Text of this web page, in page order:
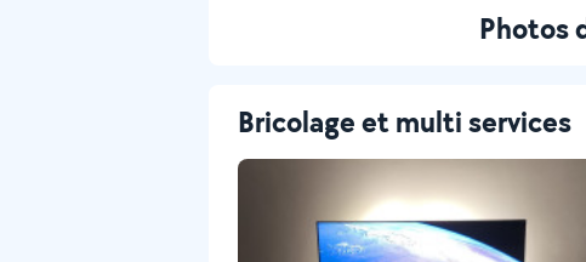
Photos
Bricolage et multi services